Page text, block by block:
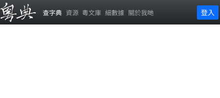
查字典 資源 粵文庫 細數據 關於我哋 登入